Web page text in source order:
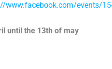
www.facebook.com/events/
until the 13th of may